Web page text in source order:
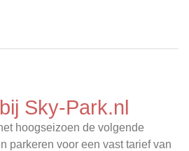
Sky-Park.nl
hoogseizoen de volgende
parkeren voor een vast tarief van